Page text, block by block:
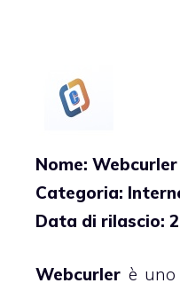
Nome:
Categoria:
Data di rilascio:
Webcurler è